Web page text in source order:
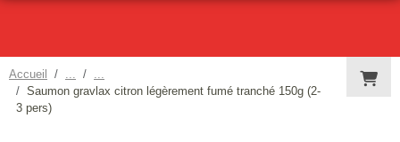
Accueil
Saumon gravlax citron légèrement fumé tranché 150g (2-
3 pers)